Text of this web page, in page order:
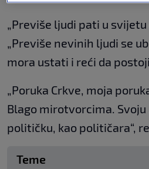
„Previše ljudi pati u svijetu
„Previše nevinih ljudi se
mora ustati i reći da
„Poruka Crkve, moja
Blago mirotvorcima.
političku, kao političara“,
Teme